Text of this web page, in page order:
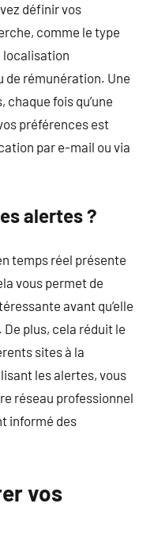
définir vos
comme le type
localisation
de rémunération. Une
fois qu’une
préférences est
par e-mail ou via
alertes ?
temps réel présente
vous permet de
avant qu’elle
plus, cela réduit le
sites à la
les alertes, vous
réseau professionnel
informé des
vos